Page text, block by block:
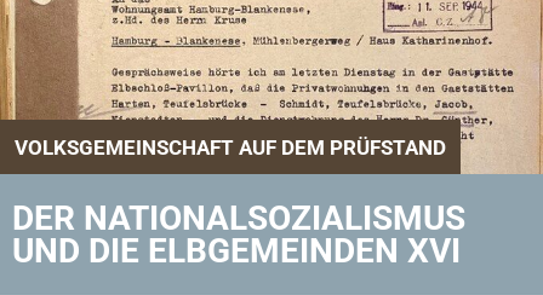
VOLKSGEMEINSCHAFT AUF DEM PRÜFSTAND
DER NATIONALSOZIALISMUS
UND DIE ELBGEMEINDEN XVI